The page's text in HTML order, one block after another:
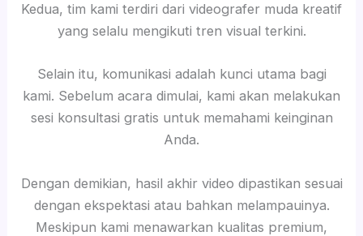
Kedua, tim kami terdiri dari videografer muda kreatif
yang selalu mengikuti tren visual terkini.
Selain itu, komunikasi adalah kunci utama bagi
kami. Sebelum acara dimulai, kami akan melakukan
sesi konsultasi gratis untuk memahami keinginan
Anda.
Dengan demikian, hasil akhir video dipastikan sesuai
dengan ekspektasi atau bahkan melampauinya.
Meskipun kami menawarkan kualitas premium,